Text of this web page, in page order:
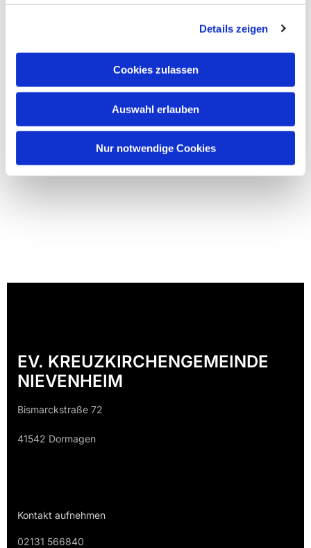
Details zeigen
Cookies zulassen
Auswahl erlauben
Nur notwendige Cookies
EV. KREUZKIRCHENGEMEINDE
NIEVENHEIM
Bismarckstraße 72
41542 Dormagen
Kontakt aufnehmen
02131 566840